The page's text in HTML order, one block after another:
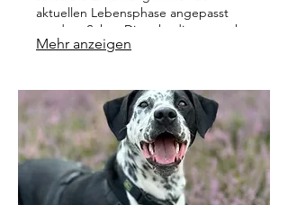
aktuellen Lebensphase angepasst
werden. Schau Dir unbedingt an, ab
welchem Alter Dein Hund als Senior
Mehr anzeigen